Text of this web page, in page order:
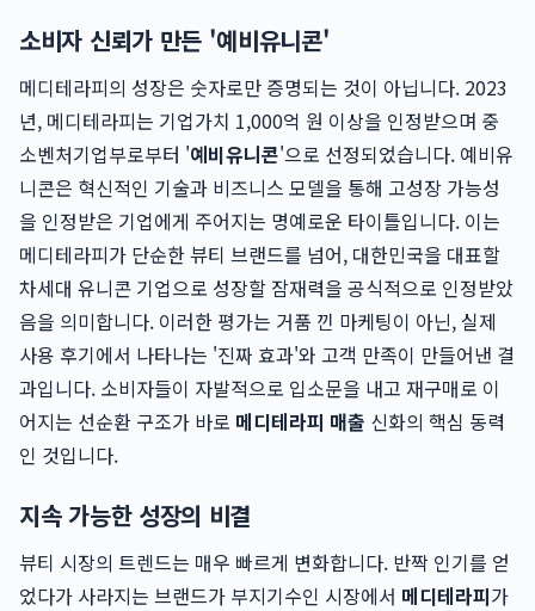
소비자 신뢰가 만든 '예비유니콘'
메디테라피의 성장은 숫자로만 증명되는 것이 아닙니다. 2023
년, 메디테라피는 기업가치 1,000억 원 이상을 인정받으며 중
소벤처기업부로부터 '예비유니콘'으로 선정되었습니다. 예비유
니콘은 혁신적인 기술과 비즈니스 모델을 통해 고성장 가능성
을 인정받은 기업에게 주어지는 명예로운 타이틀입니다. 이는
메디테라피가 단순한 뷰티 브랜드를 넘어, 대한민국을 대표할
차세대 유니콘 기업으로 성장할 잠재력을 공식적으로 인정받았
음을 의미합니다. 이러한 평가는 거품 낀 마케팅이 아닌, 실제
사용 후기에서 나타나는 '진짜 효과'와 고객 만족이 만들어낸 결
과입니다. 소비자들이 자발적으로 입소문을 내고 재구매로 이
어지는 선순환 구조가 바로 메디테라피 매출 신화의 핵심 동력
인 것입니다.
지속 가능한 성장의 비결
뷰티 시장의 트렌드는 매우 빠르게 변화합니다. 반짝 인기를 얻
었다가 사라지는 브랜드가 부지기수인 시장에서 메디테라피가